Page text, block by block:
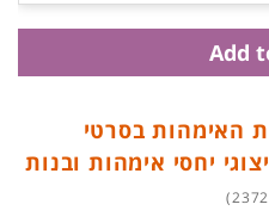
האימהות בסרטי
יחסי אימהות ובנות
Add